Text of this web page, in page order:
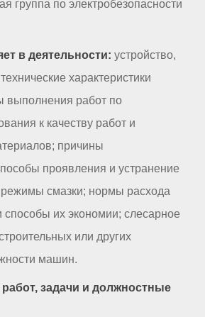
группа по электробезопасности
в деятельности: устройство,
характеристики
выполнения работ по
к качеству работ и
причины
проявления и устранение
режимы смазки; нормы расхода
способы их экономии; слесарное
или других
машин.
работ, задачи и должностные